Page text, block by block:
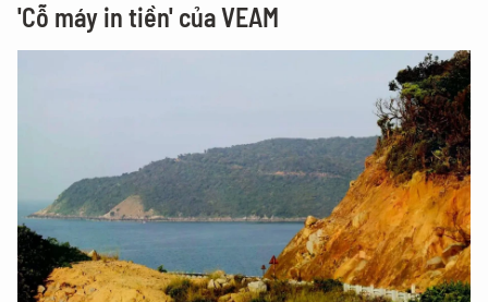
'Cỗ máy in tiền' của VEAM